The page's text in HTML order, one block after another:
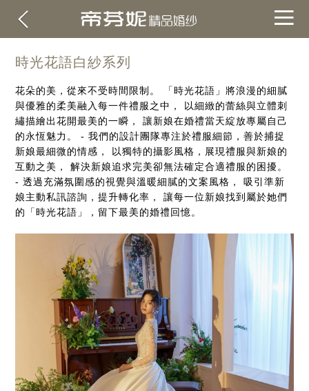
關於帝芬妮ABOUT
海外 OVERSEA
撥打CONTACT
諮詢CONSULTATION
時光花語白紗系列
花朵的美，從來不受時間限制。 「時光花語」將浪漫的細膩
與優雅的柔美融入每一件禮服之中， 以細緻的蕾絲與立體刺
繡描繪出花開最美的一瞬， 讓新娘在婚禮當天綻放專屬自己
的永恆魅力。 - 我們的設計團隊專注於禮服細節，善於捕捉
新娘最細微的情感， 以獨特的攝影風格，展現禮服與新娘的
互動之美， 解決新娘追求完美卻無法確定合適禮服的困擾。
- 透過充滿氛圍感的視覺與溫暖細膩的文案風格， 吸引準新
娘主動私訊諮詢，提升轉化率， 讓每一位新娘找到屬於她們
的「時光花語」，留下最美的婚禮回憶。